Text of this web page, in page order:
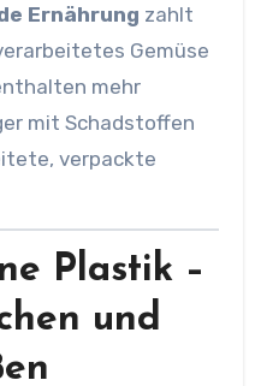
Ernährung zahlt
Gemüse
mehr
mit Schadstoffen
verpackte
Plastik –
und